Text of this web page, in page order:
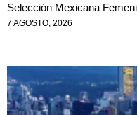
Selección Mexicana
7 AGOSTO, 2026